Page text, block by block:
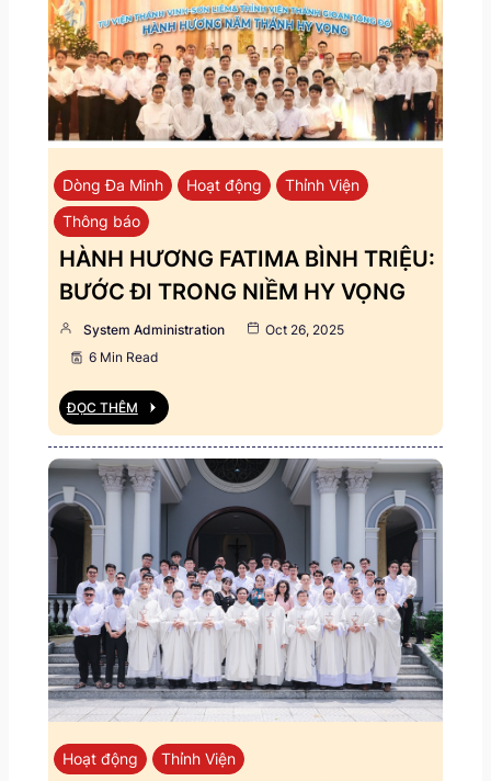
Dòng Đa Minh Hoạt động
Thỉnh Viện
Thông báo
HÀNH HƯƠNG FATIMA BÌNH TRIỆU:
BƯỚC ĐI TRONG NIỀM HY VỌNG
System Administration
Oct 26, 2025
6 Min Read
ĐỌC THÊM
Hoạt động Thỉnh Viện